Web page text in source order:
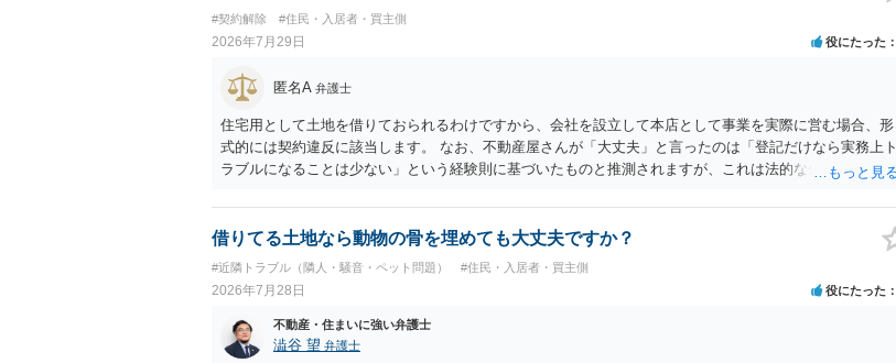
#契約解除 #住民・入居者・買主側
2026年7月29日 役にたった
匿名A 弁護士
住宅用として土地を借りておられるわけですから、会社を設立して本店として事業を実際に営む場合、形
式的には契約違反に該当します。 なお、不動産屋さんが「大丈夫」と言ったのは「登記だけなら実務上ト
ラブルになることは少ない」という経験則に基づいたものと推測されますが、これは法的な保証ではあり
で、建物を事務所・店舗用に大きく改築する等までなさらない限り、リスクはそれほど大きくないかもし
れません。 しかしそれでも、大家さんが契約違反を口実に、将来の更新時に更新料の上乗せを要求した
借りてる土地なら動物の骨を埋めても大丈夫ですか？
#近隣トラブル（隣人・騒音・ペット問題） #住民・入居者・買主側
2026年7月28日 役にたった
不動産・住まいに強い弁護士
澁谷 望 弁護士